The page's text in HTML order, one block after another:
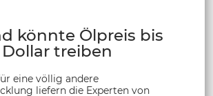
könnte Ölpreis bis
treiben
eine völlig andere
liefern die Experten von